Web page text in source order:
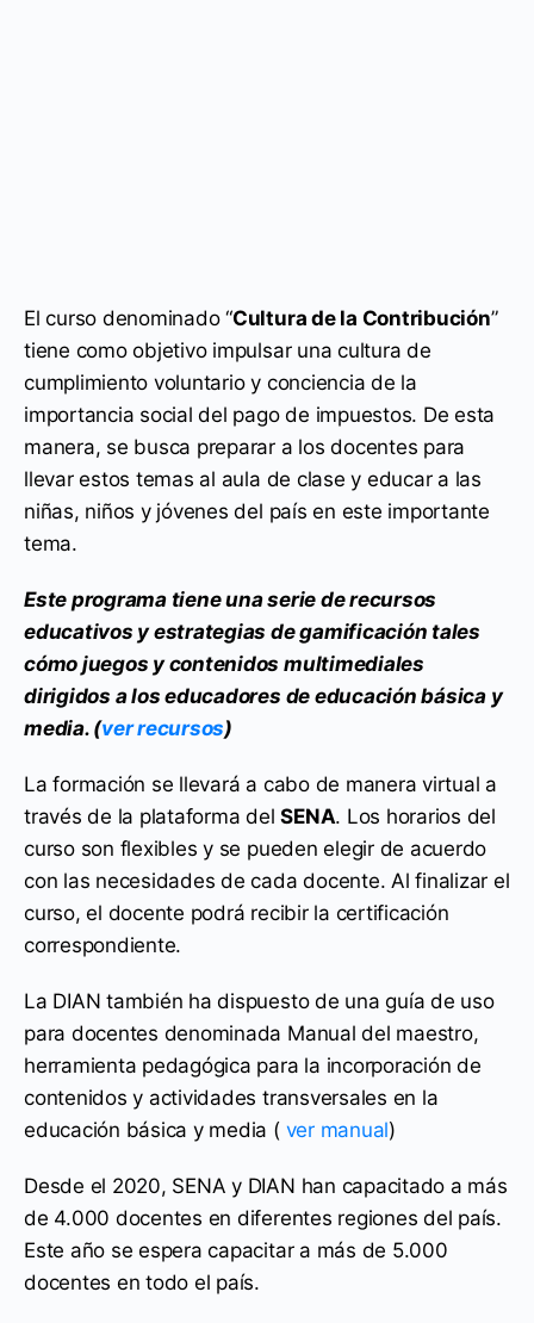
El curso denominado “Cultura de la Contribución”
tiene como objetivo impulsar una cultura de
cumplimiento voluntario y conciencia de la
importancia social del pago de impuestos. De esta
manera, se busca preparar a los docentes para
llevar estos temas al aula de clase y educar a las
niñas, niños y jóvenes del país en este importante
tema.
Este programa tiene una serie de recursos
educativos y estrategias de gamificación tales
cómo juegos y contenidos multimediales
dirigidos a los educadores de educación básica y
media. (ver recursos)
La formación se llevará a cabo de manera virtual a
través de la plataforma delSENA. Los horarios del
curso son flexibles y se pueden elegir de acuerdo
con las necesidades de cada docente. Al finalizar el
curso, el docente podrá recibir la certificación
correspondiente.
La DIAN también ha dispuesto de una guía de uso
para docentes denominada Manual del maestro,
herramienta pedagógica para la incorporación de
contenidos y actividades transversales en la
educación básica y media ( ver manual)
Desde el 2020, SENA y DIAN han capacitado a más
de 4.000 docentes en diferentes regiones del país.
Este año se espera capacitar a más de 5.000
docentes en todo el país.